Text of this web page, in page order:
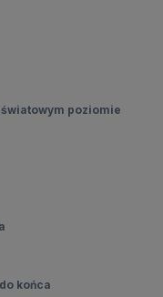
poziomie
końca